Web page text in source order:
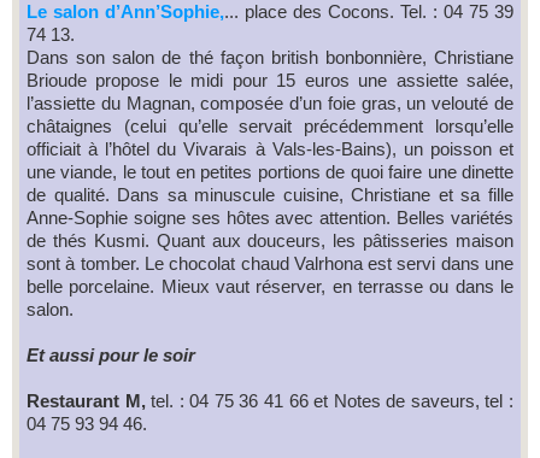
Le salon d’Ann’Sophie,... place des Cocons. Tel. : 04 75 39
74 13.
Dans son salon de thé façon british bonbonnière, Christiane
Brioude propose le midi pour 15 euros une assiette salée,
l’assiette du Magnan, composée d’un foie gras, un velouté de
châtaignes (celui qu’elle servait précédemment lorsqu’elle
officiait à l’hôtel du Vivarais à Vals-les-Bains), un poisson et
une viande, le tout en petites portions de quoi faire une dinette
de qualité. Dans sa minuscule cuisine, Christiane et sa fille
Anne-Sophie soigne ses hôtes avec attention. Belles variétés
de thés Kusmi. Quant aux douceurs, les pâtisseries maison
sont à tomber. Le chocolat chaud Valrhona est servi dans une
belle porcelaine. Mieux vaut réserver, en terrasse ou dans le
salon.
Et aussi pour le soir
Restaurant M,tel. : 04 75 36 41 66 et Notes de saveurs, tel :
04 75 93 94 46.